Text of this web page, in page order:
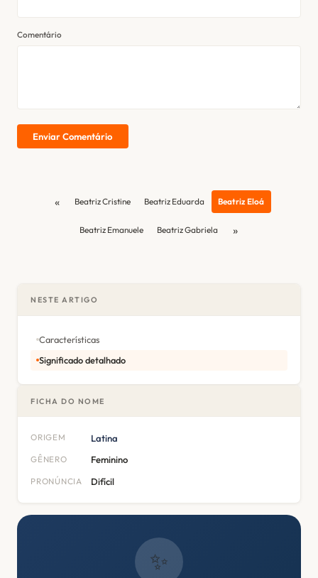
Comentário
Enviar Comentário
« Beatriz Cristine Beatriz Eduarda Beatriz Eloá
Beatriz Emanuele Beatriz Gabriela »
NESTE ARTIGO
Características
Significado detalhado
FICHA DO NOME
ORIGEM Latina
GÊNERO Feminino
PRONÚNCIA Difícil
✨